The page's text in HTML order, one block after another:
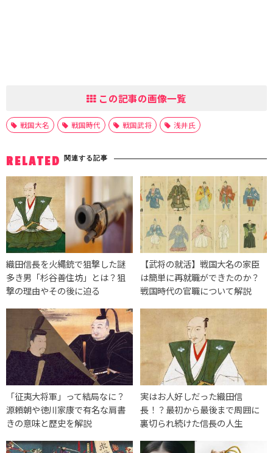
この記事の画像一覧
戦国大名 戦国時代 戦国武将 浅井氏
RELATED 関連する記事
織田信長を火縄銃で狙撃した謎
多き男「杉谷善住坊」とは？狙
撃の理由やその後に迫る
【武将の就活】戦国大名の家臣
は簡単に再就職ができたのか？
戦国時代の官職について解説
「征夷大将軍」って結局なに？
源頼朝や徳川家康で有名な肩書
きの意味と歴史を解説
実はお人好しだった織田信
長！？最初から最後まで周囲に
裏切られ続けた信長の人生